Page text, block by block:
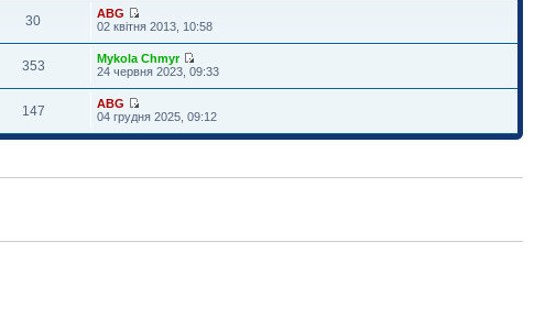
30
ABG
02 квітня 2013, 10:58
353
Mykola Chmyr
24 червня 2023, 09:33
147
ABG
04 грудня 2025, 09:12